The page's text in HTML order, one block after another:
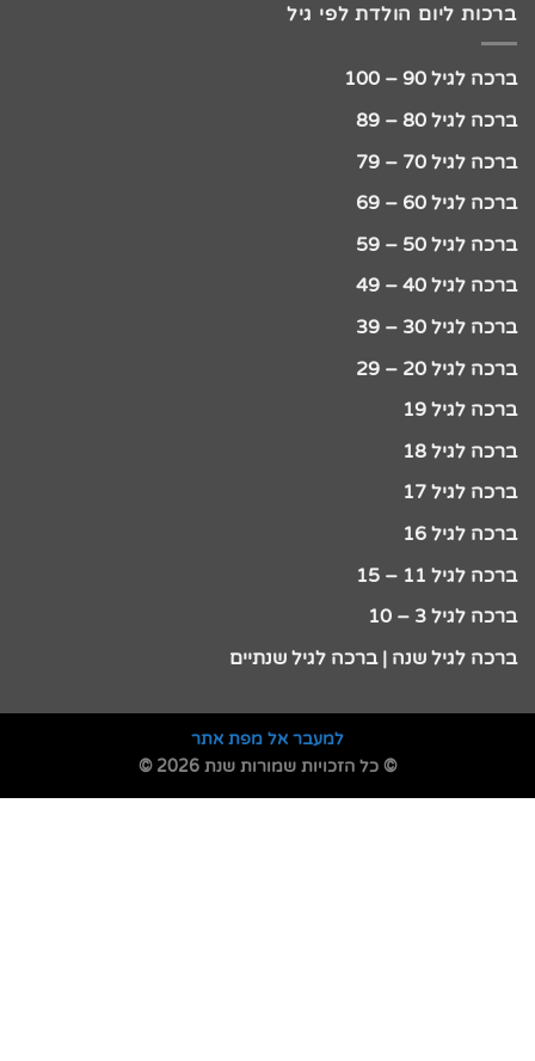
ברכות ליום הולדת לפי גיל
ברכה לגיל 90 – 100
ברכה לגיל 80 – 89
ברכה לגיל 70 – 79
ברכה לגיל 60 – 69
ברכה לגיל 50 – 59
ברכה לגיל 40 – 49
ברכה לגיל 30 – 39
ברכה לגיל 20 – 29
ברכה לגיל 19
ברכה לגיל 18
ברכה לגיל 17
ברכה לגיל 16
ברכה לגיל 11 – 15
ברכה לגיל 3 – 10
ברכה לגיל שנה | ברכה לגיל שנתיים
למעבר אל מפת אתר
© כל הזכויות שמורות שנת 2026 ©